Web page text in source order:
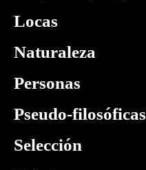
Locas
Naturaleza
Personas
Pseudo-filosóficas
Selección